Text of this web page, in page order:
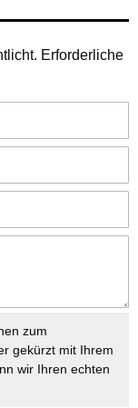
Erforderliche
zum
gekürzt mit Ihrem
wir Ihren echten